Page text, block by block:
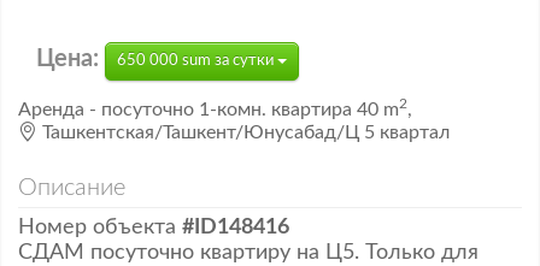
Цена: 650 000 sum за сутки
Аренда - посуточно 1-комн. квартира 40 m2,
Ташкентская/Ташкент/Юнусабад/Ц 5 квартал
Описание
Номер объекта #ID148416
СДАМ посуточно квартиру на Ц5. Только для